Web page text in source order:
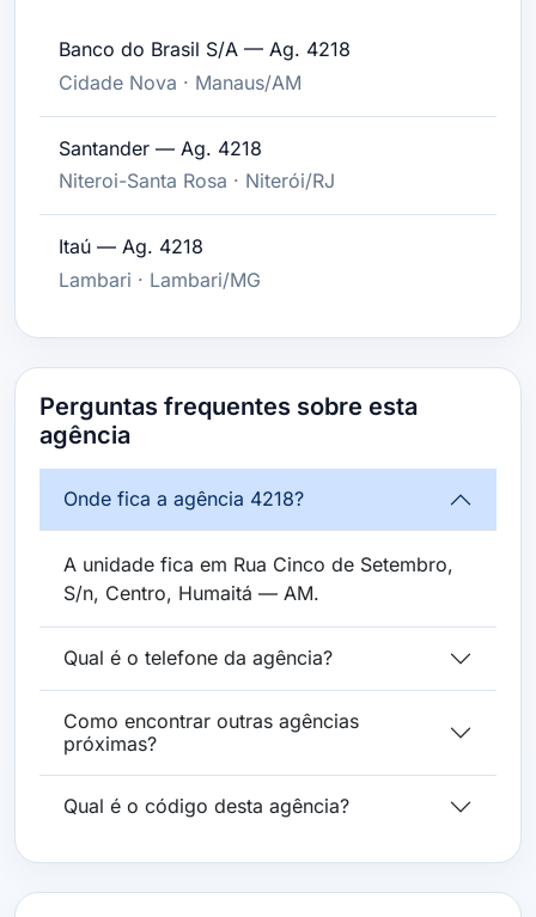
Banco do Brasil S/A — Ag. 4218
Cidade Nova · Manaus/AM
Santander — Ag. 4218
Niteroi-Santa Rosa · Niterói/RJ
Itaú — Ag. 4218
Lambari · Lambari/MG
Perguntas frequentes sobre esta
agência
Onde fica a agência 4218?
A unidade fica em Rua Cinco de Setembro,
S/n, Centro, Humaitá — AM.
Qual é o telefone da agência?
Como encontrar outras agências
próximas?
Qual é o código desta agência?